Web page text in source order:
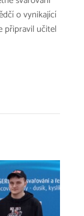
o vynikající
připravil učitel